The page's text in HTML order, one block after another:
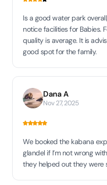
Is a good water park
notice facilities for Babies.
quality is average. It is
good spot for the family.
Dana A
Nov 27, 2025
We booked the kabana
glandel if I’m not wrong
they helped out they were